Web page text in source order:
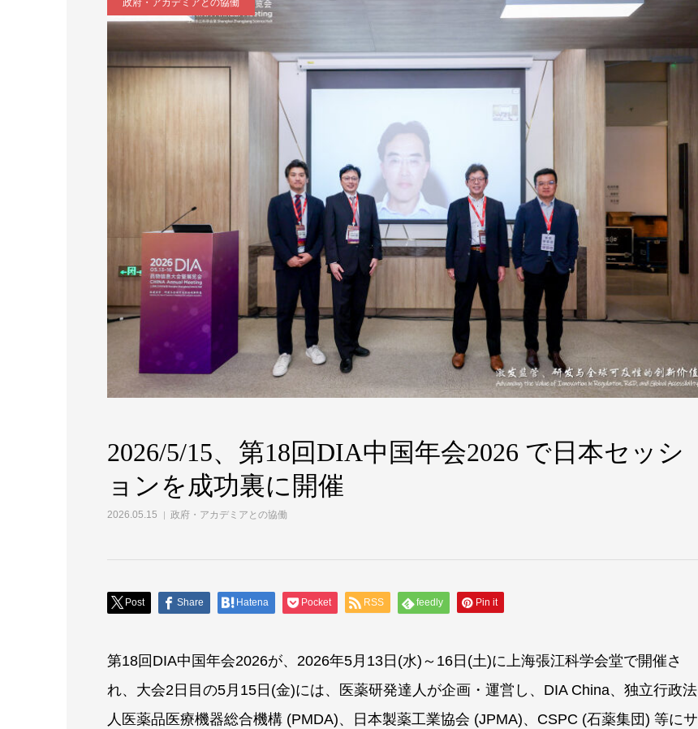
政府・アカデミアとの協働
2026/5/15、第18回DIA中国年会2026 で日本セッシ
ョンを成功裏に開催
2026.05.15 政府・アカデミアとの協働
Post Share Hatena Pocket RSS feedly Pin it
第18回DIA中国年会2026が、2026年5月13日(水)～16日(土)に上海張江科学会堂で開催さ
れ、大会2日目の5月15日(金)には、医薬研発達人が企画・運営し、DIA China、独立行政法
人医薬品医療機器総合機構 (PMDA)、日本製薬工業協会 (JPMA)、CSPC (石薬集団) 等にサ